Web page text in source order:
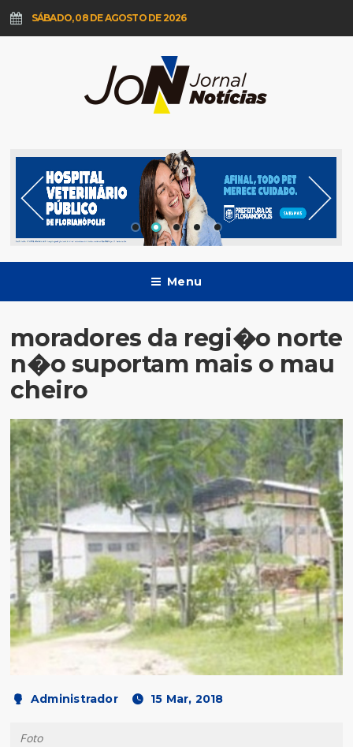
SÁBADO, 08 DE AGOSTO DE 2026
Menu
moradores da regi�o norte
n�o suportam mais o mau
cheiro
Administrador 15 Mar, 2018
Foto